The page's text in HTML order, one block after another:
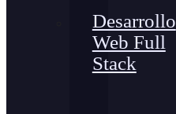
Desarrollo
Web Full
Stack